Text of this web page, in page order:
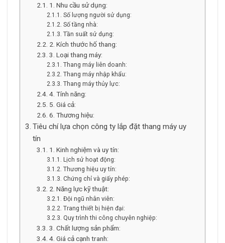
1. Nhu cầu sử dụng:
Số lượng người sử dụng:
Số tầng nhà:
Tần suất sử dụng:
2. Kích thước hố thang:
3. Loại thang máy:
Thang máy liên doanh:
Thang máy nhập khẩu:
Thang máy thủy lực:
4. Tính năng:
5. Giá cả:
6. Thương hiệu:
Tiêu chí lựa chọn công ty lắp đặt thang máy uy
tín
1. Kinh nghiệm và uy tín:
Lịch sử hoạt động:
Thương hiệu uy tín:
Chứng chỉ và giấy phép:
2. Năng lực kỹ thuật:
Đội ngũ nhân viên:
Trang thiết bị hiện đại:
Quy trình thi công chuyên nghiệp:
3. Chất lượng sản phẩm:
4. Giá cả cạnh tranh: